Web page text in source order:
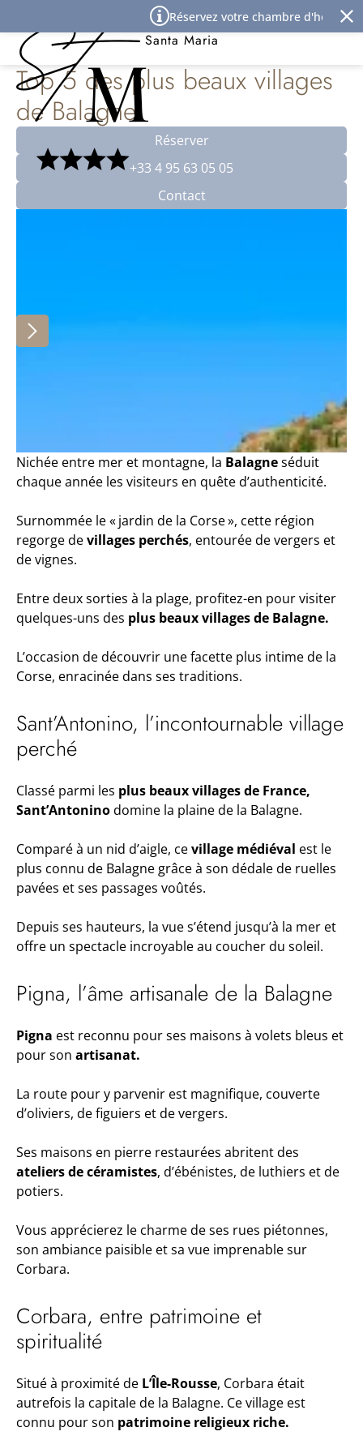
Réservez votre chambre d'hôtel à l'Île
Best Western Premier Hôtel
Santa Maria
Top 5 des plus beaux villages
de Balagne
Réserver
+33 4 95 63 05 05
Contact
Nichée entre mer et montagne, la Balagneséduit
chaque année les visiteurs en quête d’authenticité.
Surnommée le « jardin de la Corse », cette région
regorge devillages perchés, entourée de vergers et
de vignes.
Entre deux sorties à la plage, profitez-en pour visiter
quelques-uns des plus beaux villages de Balagne.
L’occasion de découvrir une facette plus intime de la
Corse, enracinée dans ses traditions.
Sant’Antonino, l’incontournable village
perché
Classé parmi les plus beaux villages de France,
Sant’Antoninodomine la plaine de la Balagne.
Comparé à un nid d’aigle, cevillage médiéval est le
plus connu de Balagne grâce à son dédale de ruelles
pavées et ses passages voûtés.
Depuis ses hauteurs, la vue s’étend jusqu’à la mer et
offre un spectacle incroyable au coucher du soleil.
Pigna, l’âme artisanale de la Balagne
Pigna est reconnu pour ses maisons à volets bleus et
pour son artisanat.
La route pour y parvenir est magnifique, couverte
d’oliviers, de figuiers et de vergers.
Ses maisons en pierre restaurées abritent des
ateliers de céramistes, d’ébénistes, de luthiers et de
potiers.
Vous apprécierez le charme de ses rues piétonnes,
son ambiance paisible et sa vue imprenable sur
Corbara.
Corbara, entre patrimoine et
spiritualité
Situé à proximité de L’Île-Rousse, Corbara était
autrefois la capitale de la Balagne. Ce village est
connu pour son patrimoine religieux riche.
Panneau de gestion des cookies